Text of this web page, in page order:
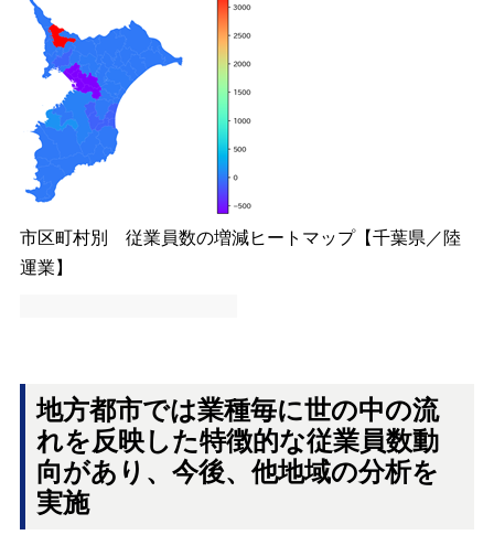
市区町村別 従業員数の増減ヒートマップ【千葉県／陸
運業】
地方都市では業種毎に世の中の流
れを反映した特徴的な従業員数動
向があり、今後、他地域の分析を
実施